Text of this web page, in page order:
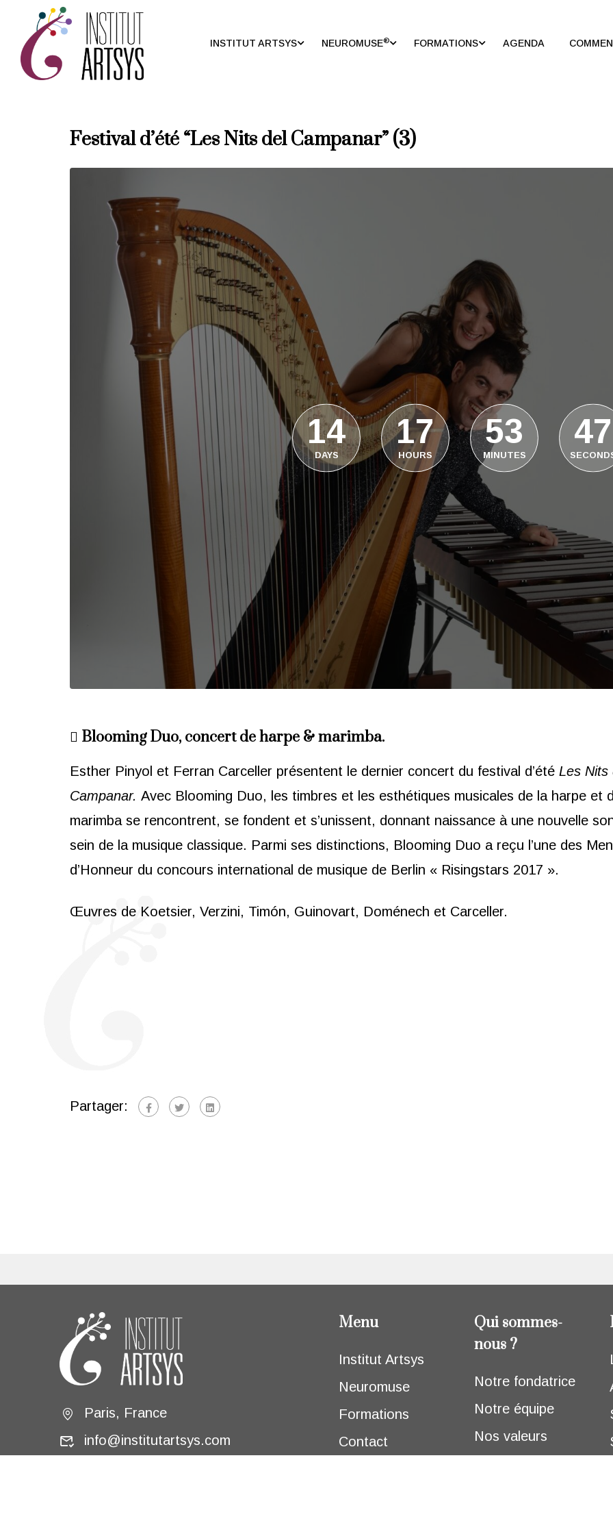
INSTITUT ARTSYS NEUROMUSE® FORMATIONS AGENDA
Festival d’été “Les Nits del Campanar” (3)
14
DAYS
17
HOURS
53
MINUTES
47
🪉 Blooming Duo, concert de harpe & marimba.
Esther Pinyol et Ferran Carceller présentent le dernier concert du festival d’été Les Nits
Campanar. Avec Blooming Duo, les timbres et les esthétiques musicales de la harpe et
marimba se rencontrent, se fondent et s’unissent, donnant naissance à une nouvelle
sein de la musique classique. Parmi ses distinctions, Blooming Duo a reçu l’une des
d’Honneur du concours international de musique de Berlin « Risingstars 2017 ».
Œuvres de Koetsier, Verzini, Timón, Guinovart, Doménech et Carceller.
Partager:
Paris, France
info@institutartsys.com
Menu
Institut Artsys
Neuromuse
Formations
Contact
Qui sommes-
nous ?
Notre fondatrice
Notre équipe
Nos valeurs